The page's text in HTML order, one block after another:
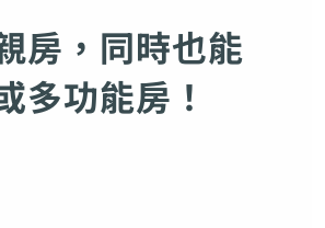
房，同時也能
多功能房！